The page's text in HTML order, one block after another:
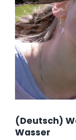
(Deutsch)
Wasser